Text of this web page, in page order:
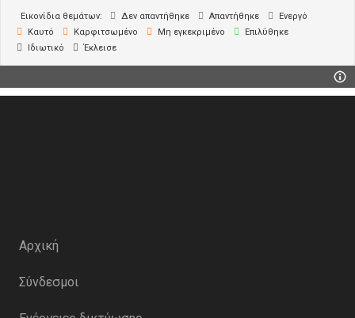
Εικονίδια θεμάτων: Δεν απαντήθηκε Απαντήθηκε
Ενεργό
Καυτό
Καρφιτσωμένο Μη εγκεκριμένο
Επιλύθηκε
Ιδιωτικό
Έκλεισε
Αρχική
Σύνδεσμοι